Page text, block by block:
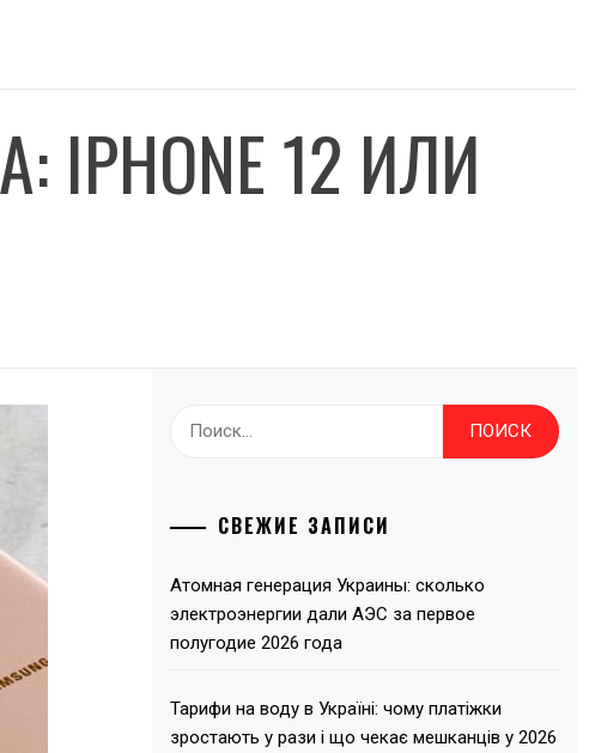
12 ИЛИ
Найти:
СВЕЖИЕ ЗАПИСИ
Атомная генерация Украины: сколько
электроэнергии дали АЭС за первое
полугодие 2026 года
Тарифи на воду в Україні: чому платіжки
зростають у рази і що чекає мешканців у 2026